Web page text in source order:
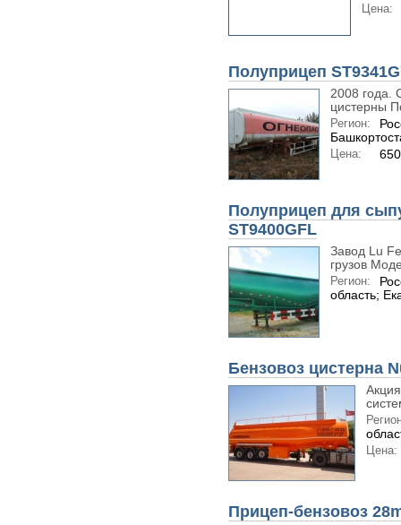
Цена:
Полуприцеп
2008 года.
цистерны
Регион:
Цена:
Полуприцеп для
ST9400GFL
Завод Lu
грузов
Регион:
область;
Бензовоз цистерна
Цена:
Прицеп-бензовоз